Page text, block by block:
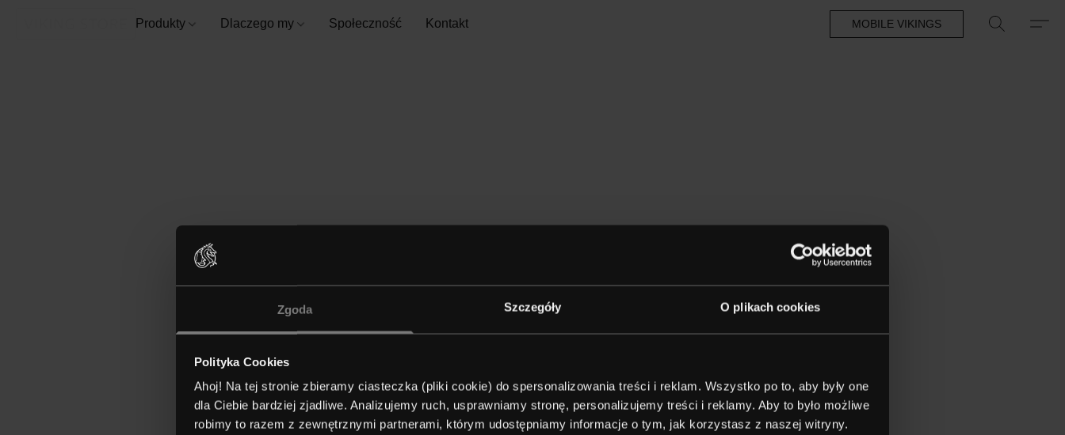
Zgoda Szczegóły O plikach cookies
Polityka Cookies
Ahoj! Na tej stronie zbieramy ciasteczka (pliki cookie) do spersonalizowania treści i reklam. Wszystko po to, aby były one
dla Ciebie bardziej zjadliwe. Analizujemy ruch, usprawniamy stronę, personalizujemy treści i reklamy. Aby to było możliwe
robimy to razem z zewnętrznymi partnerami, którym udostępniamy informacje o tym, jak korzystasz z naszej witryny.
Produkty Dlaczego my Społeczność Kontakt MOBILE VIKINGS